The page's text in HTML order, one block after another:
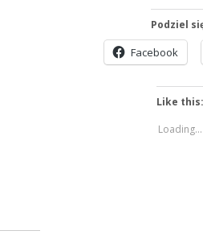
Podziel
Facebook
Like this:
Loading...